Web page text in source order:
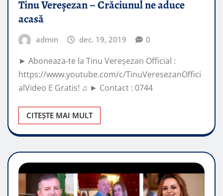
Tinu Vereșezan – Crăciunul ne aduce
acasă
admin dec. 19, 2019 0
► Aboneaza-te la Tinu Vereșezan Official :
https://www.youtube.com/c/TinuVeresezanOffici
alVideo E Gratis! ♫ ► Contact : 0744
CITEȘTE MAI MULT